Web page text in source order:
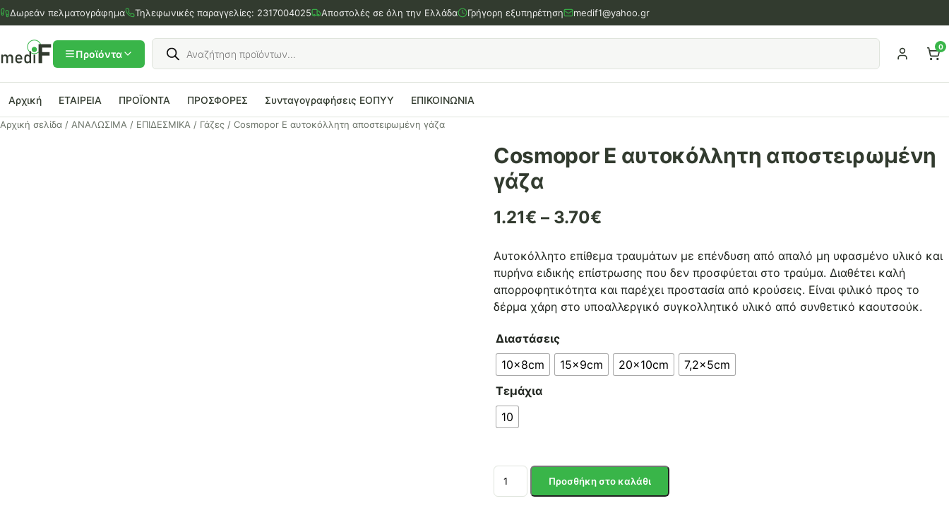
Μετάβαση
στο
περιεχόμενο
Δωρεάν πελματογράφημα Τηλεφωνικές παραγγελίες: 2317004025 Αποστολές σε όλη την Ελλάδα Γρήγορη εξυπηρέτηση medif1@yahoo.gr
Προϊόντα
Products
search
0
Αρχική ΕΤΑΙΡΕΙΑ ΠΡΟΪΟΝΤΑ ΠΡΟΣΦΟΡΕΣ Συνταγογραφήσεις ΕΟΠΥΥ ΕΠΙΚΟΙΝΩΝΙΑ
Αρχική σελίδα / ΑΝΑΛΩΣΙΜΑ / ΕΠΙΔΕΣΜΙΚΑ / Γάζες / Cosmopor E αυτοκόλλητη αποστειρωμένη γάζα
Cosmopor E αυτοκόλλητη αποστειρωμένη
γάζα
1.21€ – 3.70€
Αυτοκόλλητο επίθεμα τραυμάτων με επένδυση από απαλό μη υφασμένο υλικό και
πυρήνα ειδικής επίστρωσης που δεν προσφύεται στο τραύμα. Διαθέτει καλή
απορροφητικότητα και παρέχει προστασία από κρούσεις. Είναι φιλικό προς το
δέρμα χάρη στο υποαλλεργικό συγκολλητικό υλικό από συνθετικό καουτσούκ.
Διαστάσεις
10x8cm
15x9cm 20x10cm
7,2x5cm
Τεμάχια
10
Cosmopor
Προσθήκη στο καλάθι